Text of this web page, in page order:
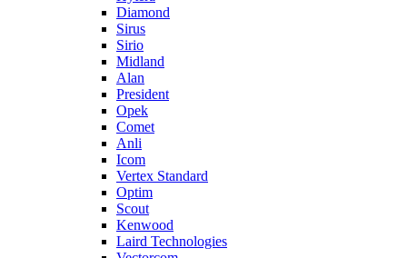
Diamond
Sirus
Sirio
Midland
Alan
President
Opek
Comet
Anli
Icom
Vertex Standard
Optim
Scout
Kenwood
Laird Technologies